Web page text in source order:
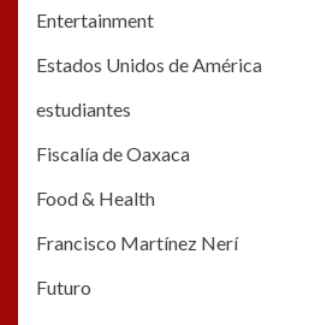
Entertainment
Estados Unidos de América
estudiantes
Fiscalía de Oaxaca
Food & Health
Francisco Martínez Nerí
Futuro